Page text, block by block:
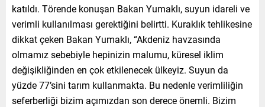
katıldı. Törende konuşan Bakan Yumaklı, suyun idareli ve
verimli kullanılması gerektiğini belirtti. Kuraklık tehlikesine
dikkat çeken Bakan Yumaklı, “Akdeniz havzasında
olmamız sebebiyle hepinizin malumu, küresel iklim
değişikliğinden en çok etkilenecek ülkeyiz. Suyun da
yüzde 77’sini tarım kullanmakta. Bu nedenle verimliliğin
seferberliği bizim açımızdan son derece önemli. Bizim